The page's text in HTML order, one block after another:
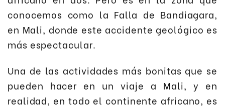
conocemos como la Falla de Bandiagara,
en Mali, donde este accidente geológico es
más espectacular.
Una de las actividades más bonitas que se
pueden hacer en un viaje a Mali, y en
realidad, en todo el continente africano, es